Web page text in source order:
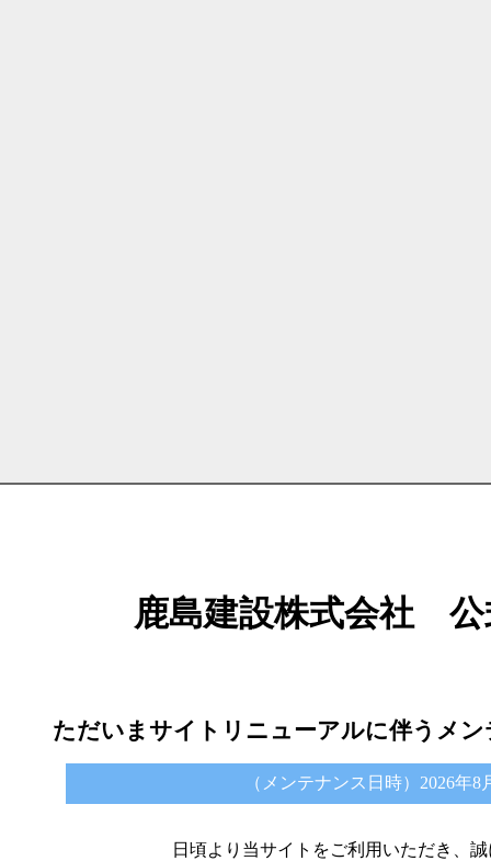
鹿島建設株式会社
ただいまサイトリニューアルに伴うメ
（メンテナンス日時）2026年8
日頃より当サイトをご利用いただき、